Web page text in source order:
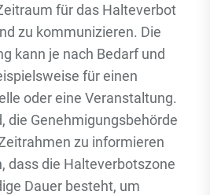
für das Halteverbot
zu kommunizieren. Die
kann je nach Bedarf und
für einen
oder eine Veranstaltung.
die Genehmigungsbehörde
zu informieren
dass die Halteverbotszone
Dauer besteht, um